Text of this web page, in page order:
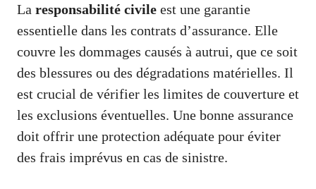
La responsabilité civile est une garantie
essentielle dans les contrats d’assurance. Elle
couvre les dommages causés à autrui, que ce soit
des blessures ou des dégradations matérielles. Il
est crucial de vérifier les limites de couverture et
les exclusions éventuelles. Une bonne assurance
doit offrir une protection adéquate pour éviter
des frais imprévus en cas de sinistre.